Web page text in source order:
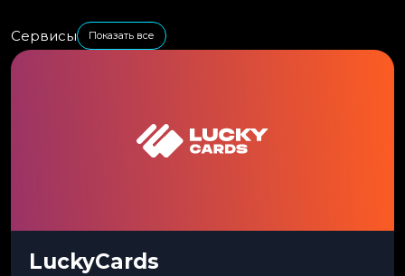
Сервисы Показать все
LuckyCards